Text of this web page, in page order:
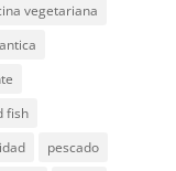
vegetariana
fish
pescado